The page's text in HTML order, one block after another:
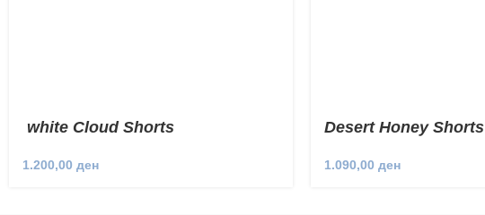
white Cloud Shorts
1.200,00 ден
Desert Honey Shorts
1.090,00 ден